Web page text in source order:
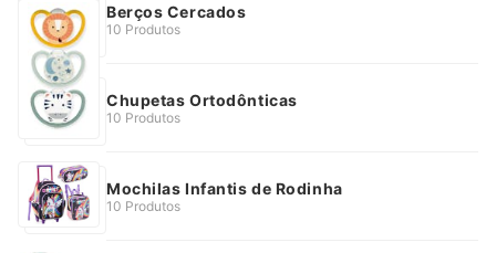
Berços Cercados
10 Produtos
Chupetas Ortodônticas
10 Produtos
Mochilas Infantis de Rodinha
10 Produtos